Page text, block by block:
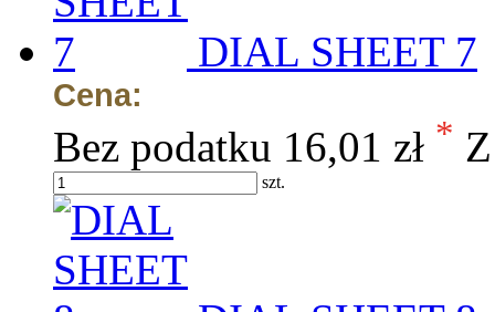
DIAL SHEET 7
Cena:
Bez podatku 16,01 zł *
szt.